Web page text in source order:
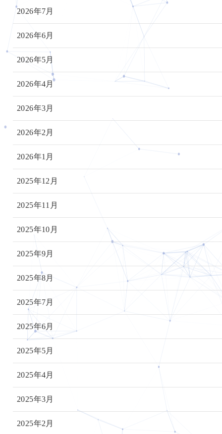
2026年7月
2026年6月
2026年5月
2026年4月
2026年3月
2026年2月
2026年1月
2025年12月
2025年11月
2025年10月
2025年9月
2025年8月
2025年7月
2025年6月
2025年5月
2025年4月
2025年3月
2025年2月